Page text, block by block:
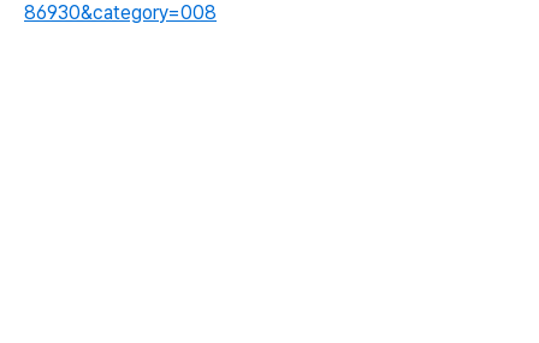
86930&category=008